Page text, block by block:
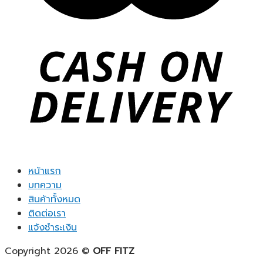
หน้าแรก
บทความ
สินค้าทั้งหมด
ติดต่อเรา
แจ้งชำระเงิน
Copyright 2026 © OFF FITZ